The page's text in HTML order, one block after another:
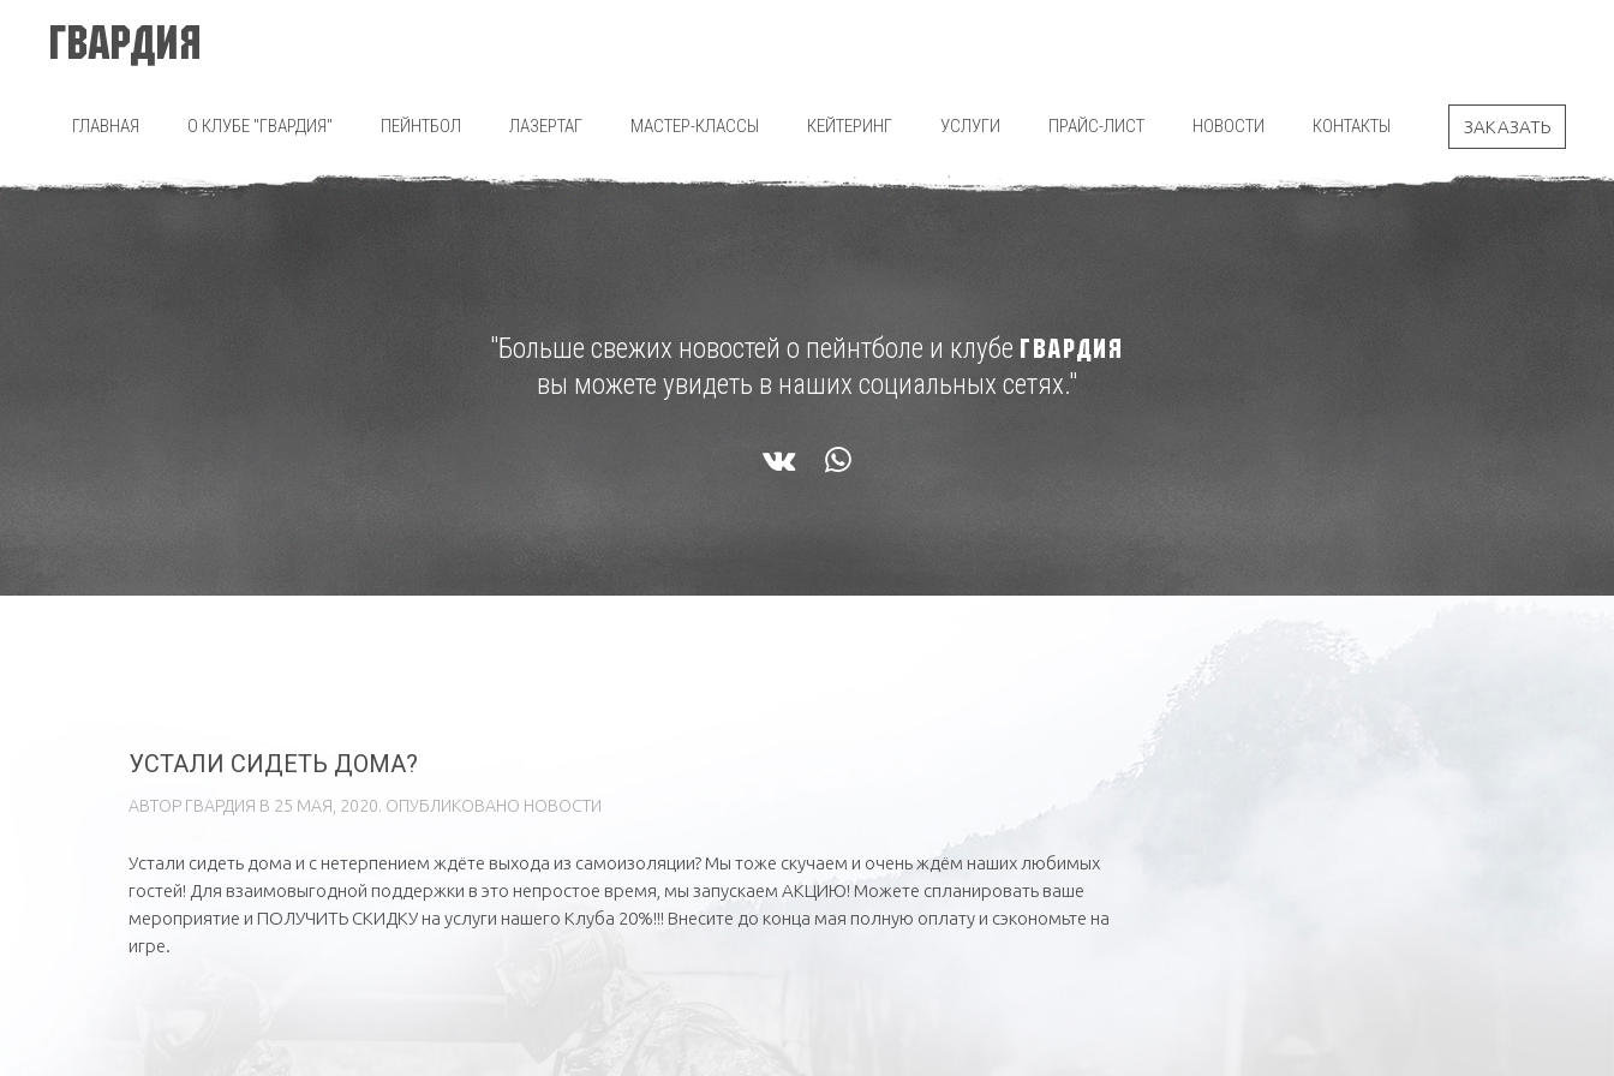
Гвардия
ГЛАВНАЯ О КЛУБЕ "ГВАРДИЯ" ПЕЙНТБОЛ ЛАЗЕРТАГ МАСТЕР-КЛАССЫ КЕЙТЕРИНГ УСЛУГИ ПРАЙС-ЛИСТ НОВОСТИ КОНТАКТЫ ЗАКАЗАТЬ
"Больше свежих новостей о пейнтболе и клубе ГВАРДИЯ
вы можете увидеть в наших социальных сетях."
УСТАЛИ СИДЕТЬ ДОМА?
АВТОР ГВAРДИЯ В 25 МАЯ, 2020. ОПУБЛИКОВАНО НОВОСТИ
Устали сидеть дома и с нетерпением ждёте выхода из самоизоляции? Мы тоже скучаем и очень ждём наших любимых
гостей! Для взаимовыгодной поддержки в это непростое время, мы запускаем АКЦИЮ! Можете спланировать ваше
мероприятие и ПОЛУЧИТЬ СКИДКУ на услуги нашего Клуба 20%!!! Внесите до конца мая полную оплату и сэкономьте на
игре.